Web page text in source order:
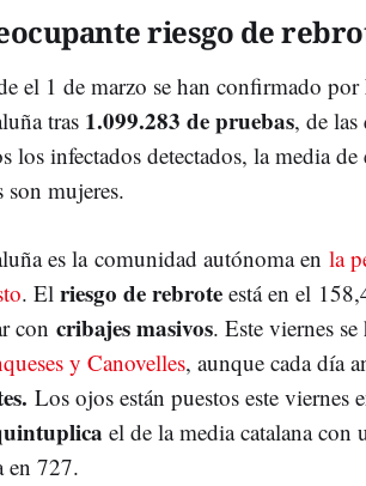
riesgo de
el 1 de marzo se han confirmado por
tras 1.099.283 de pruebas, de las
los infectados detectados, la media de
son mujeres.
es la comunidad autónoma en la
. El riesgo de rebrote está en el
con cribajes masivos. Este viernes
y Canovelles, aunque cada día
Los ojos están puestos este viernes
el de la media catalana
en 727.